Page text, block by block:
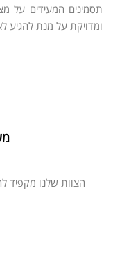
תסמינים המעידים על
ומדויקת על מנת להגיע
הצוות שלנו מקפיד